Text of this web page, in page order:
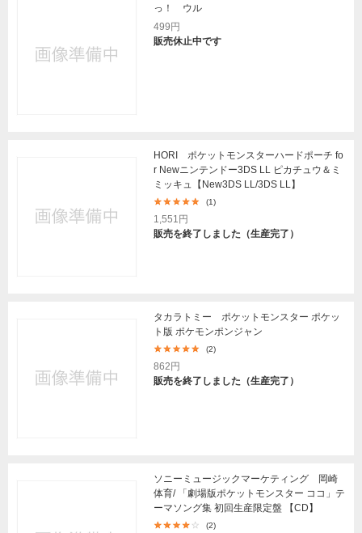
っ！ ウル
499円
販売休止中です
HORI ポケットモンスターハードポーチ fo
r Newニンテンドー3DS LL ピカチュウ＆ミ
ミッキュ【New3DS LL/3DS LL】
(1)
1,551円
販売を終了しました（生産完了）
タカラトミー ポケットモンスター ポケッ
ト版 ポケモンポンジャン
(2)
862円
販売を終了しました（生産完了）
ソニーミュージックマーケティング 岡崎
体育/ 「劇場版ポケットモンスター ココ」テ
ーマソング集 初回生産限定盤 【CD】
(2)